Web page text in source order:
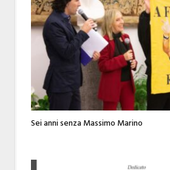
Sei anni senza Massimo Marino